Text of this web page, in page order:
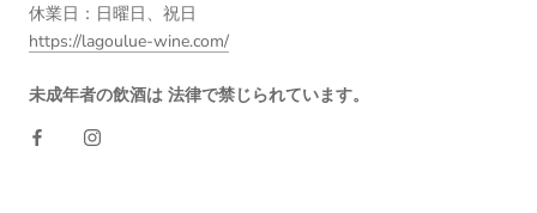
休業日：日曜日、祝日
https://lagoulue-wine.com/
未成年者の飲酒は 法律で禁じられています。